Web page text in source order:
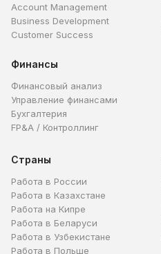
Account Management
Business Development
Customer Success
Финансы
Финансовый анализ
Управление финансами
Бухгалтерия
FP&A / Контроллинг
Страны
Работа в России
Работа в Казахстане
Работа на Кипре
Работа в Беларуси
Работа в Узбекистане
Работа в Польше